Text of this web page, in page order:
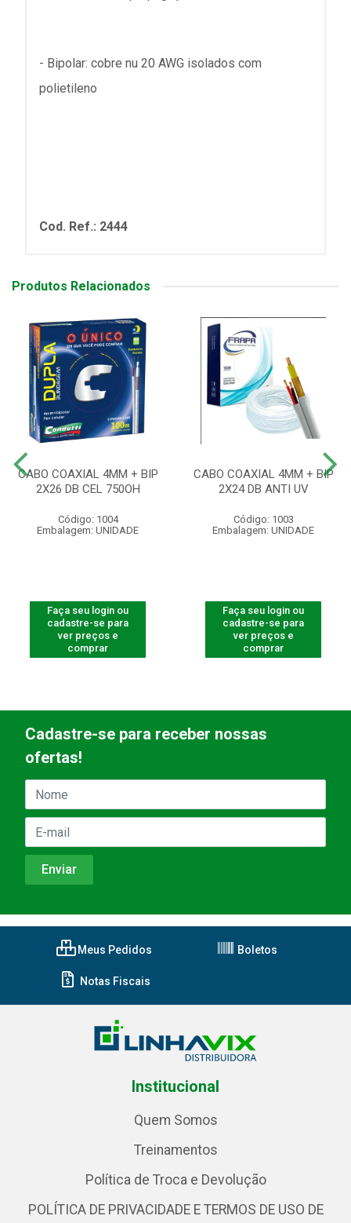
- Bipolar: cobre nu 20 AWG isolados com
polietileno
Cod. Ref.: 2444
Produtos Relacionados
CABO COAXIAL 4MM + BIP
2X26 DB CEL 750OH
Código: 1004
Embalagem: UNIDADE
Faça seu login ou
cadastre-se para
ver preços e
comprar
CABO COAXIAL 4MM + BIP
2X24 DB ANTI UV
Código: 1003
Embalagem: UNIDADE
Faça seu login ou
cadastre-se para
ver preços e
comprar
Cadastre-se para receber nossas
ofertas!
Meus Pedidos Boletos
Notas Fiscais
Institucional
Quem Somos
Treinamentos
Política de Troca e Devolução
POLÍTICA DE PRIVACIDADE E TERMOS DE USO DE